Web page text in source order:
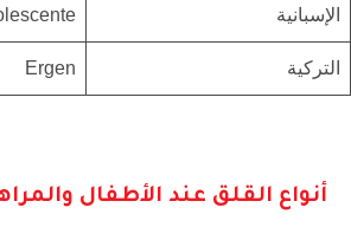
الإسبانية
التركية Ergen
أنواع القلق عند الأطفال